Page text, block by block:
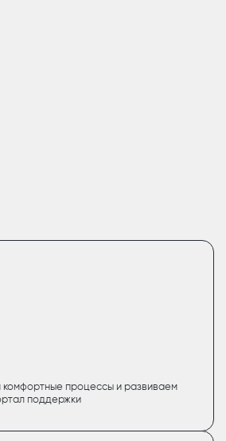
комфортные процессы и развиваем
поддержки